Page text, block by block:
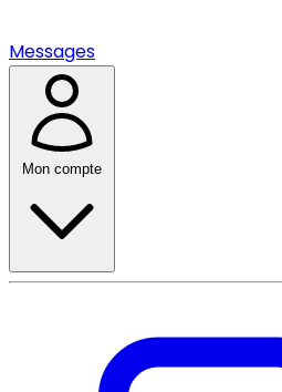
Messages
Mon compte